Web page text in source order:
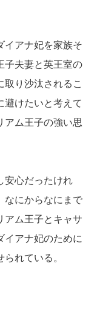
イアナ妃を家族そ
子夫妻と英王室の
り沙汰されるこ
避けたいと考えて
アム王子の強い思
安心だったけれ
なにからなにまで
アム王子とキャサ
イアナ妃のために
れている。